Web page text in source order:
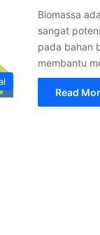
Biomassa
sangat
pada bahan
membantu
Read